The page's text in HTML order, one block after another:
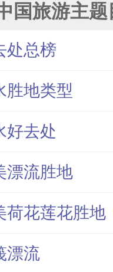
国旅游主题
处总榜
胜地类型
好去处
漂流胜地
荷花莲花胜地
漂流